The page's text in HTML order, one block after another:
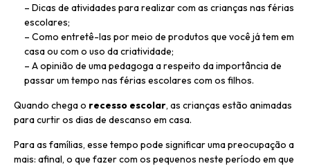
– Dicas de atividades para realizar com as crianças nas férias
escolares;
– Como entretê-las por meio de produtos que você já tem em
casa ou com o uso da criatividade;
– A opinião de uma pedagoga a respeito da importância de
passar um tempo nas férias escolares com os filhos.
Quando chega o recesso escolar, as crianças estão animadas
para curtir os dias de descanso em casa.
Para as famílias, esse tempo pode significar uma preocupação a
mais: afinal, o que fazer com os pequenos neste período em que